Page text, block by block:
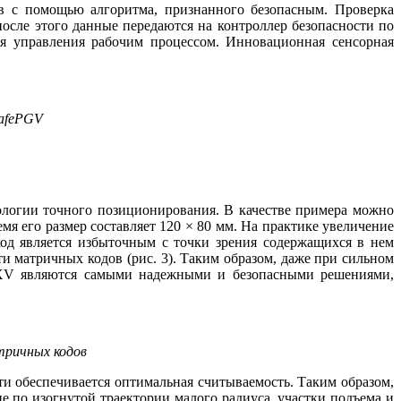
с помощью алгоритма, признанного безопасным. Проверка
этого данные передаются на контроллер безопасности по
рабочим процессом. Инновационная сенсорная
точного позиционирования. В качестве примера можно
его размер составляет 120 × 80 мм. На практике увеличение
является избыточным с точки зрения содержащихся в нем
матричных кодов (рис. 3). Таким образом, даже при сильном
являются самыми надежными и безопасными решениями,
кодов
оптимальная считываемость. Таким образом,